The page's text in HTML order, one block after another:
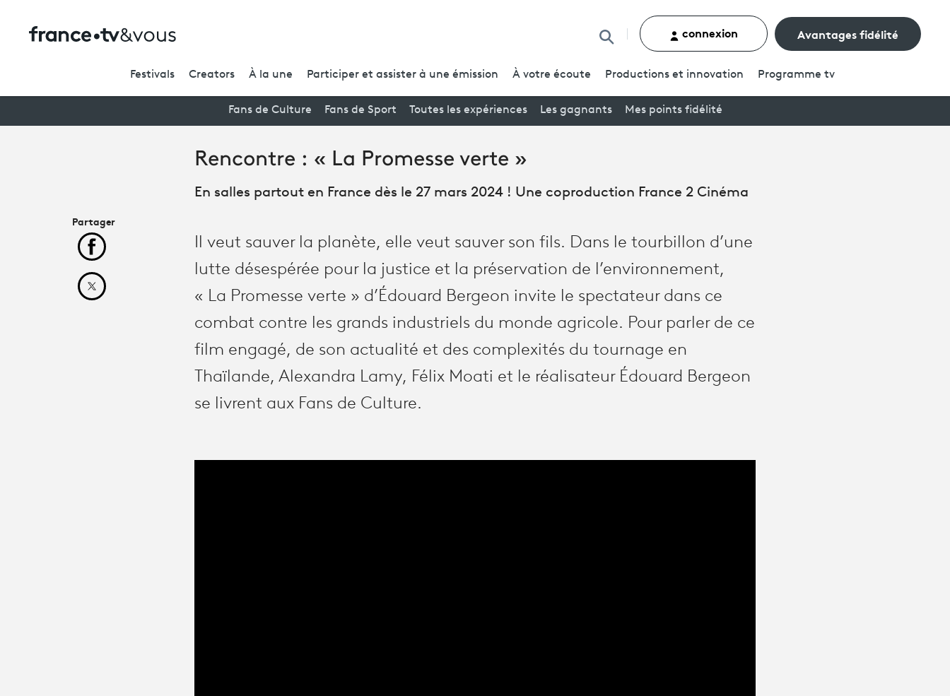
Rechercher un contenu
connexion Avantages fidélité
Festivals Creators À la une Participer et assister à une émission À votre écoute Productions et innovation Programme tv
Fans de Culture Fans de Sport Toutes les expériences Les gagnants Mes points fidélité
Rencontre : « La Promesse verte »
En salles partout en France dès le 27 mars 2024 ! Une coproduction France 2 Cinéma
Il veut sauver la planète, elle veut sauver son fils. Dans le tourbillon d’une
lutte désespérée pour la justice et la préservation de l’environnement,
« La Promesse verte » d’Édouard Bergeon invite le spectateur dans ce
combat contre les grands industriels du monde agricole. Pour parler de ce
film engagé, de son actualité et des complexités du tournage en
Thaïlande, Alexandra Lamy, Félix Moati et le réalisateur Édouard Bergeon
se livrent aux Fans de Culture.
Partager
Partager cet article sur Facebook
Partager cet article sur X